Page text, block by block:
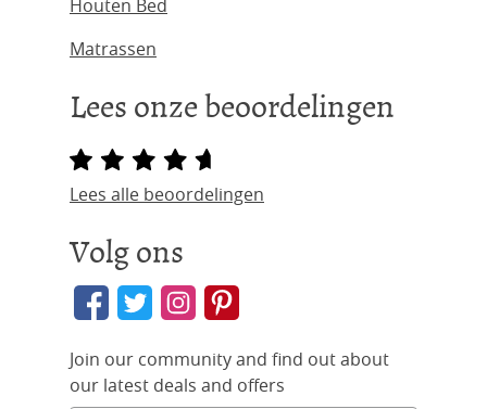
Houten Bed
Matrassen
Lees onze beoordelingen
Lees alle beoordelingen
Volg ons
Join our community and find out about
our latest deals and offers